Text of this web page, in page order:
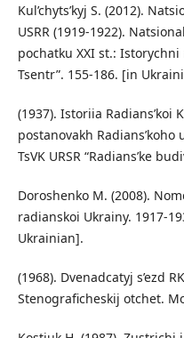
Kul’chyts’kyj S. (2012).
USRR (1919-1922).
pochatku XXI st.: Istorychni
Tsentr”. 155-186. [in
(1937). Istoriia Radians’koi
postanovakh
TsVK URSR “Radians’ke
Doroshenko M. (2008).
radianskoi Ukrainy. 1917-
Ukrainian].
(1968). Dvenadcatyj s’ezd
Stenograficheskij otchet.